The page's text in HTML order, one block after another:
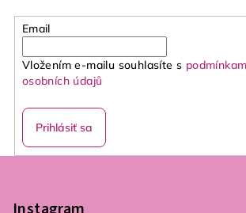
Email
Vložením e-mailu souhlasíte s
osobních údajů
Prihlásiť sa